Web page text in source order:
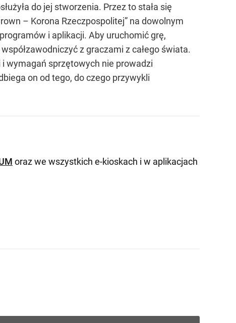
do jej stworzenia. Przez to stała się
– Korona Rzeczpospolitej” na dowolnym
i aplikacji. Aby uruchomić grę,
z graczami z całego świata.
wymagań sprzętowych nie prowadzi
on od tego, do czego przywykli
oraz we wszystkich e-kioskach i w aplikacjach